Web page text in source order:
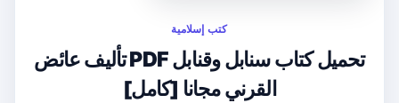
كتب إسلامية
تحميل كتاب سنابل وقنابل PDF تأليف عائض
القرني مجانا [كامل]